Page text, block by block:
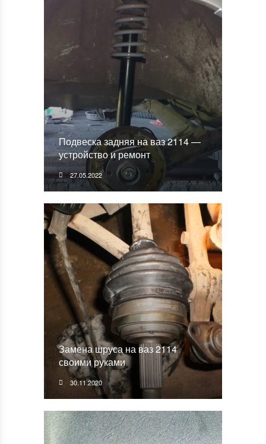
Подвеска задняя на ваз 2114 —
устройство и ремонт
27.05.2022
Замена шруса на ваз 2114
своими руками
30.11.2020